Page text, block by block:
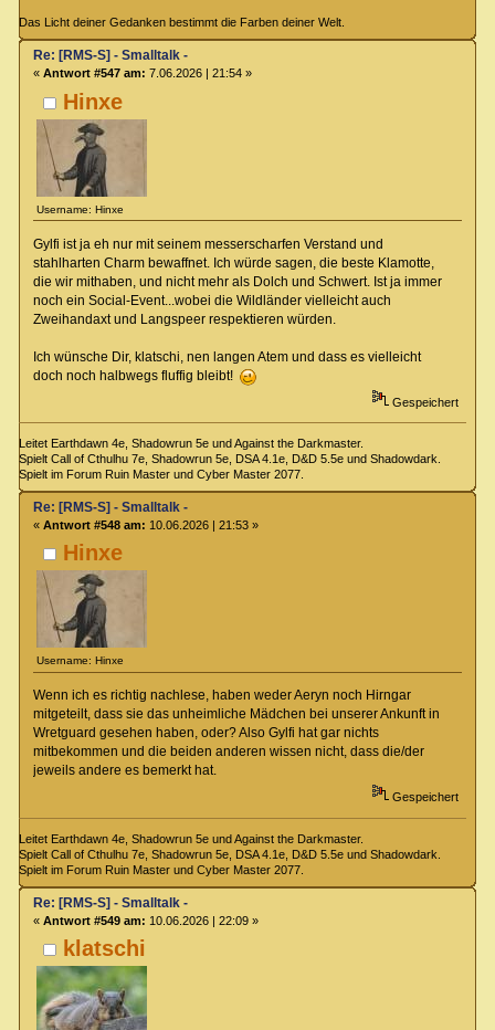
Das Licht deiner Gedanken bestimmt die Farben deiner Welt.
Hinxe
Username: Hinxe
Re: [RMS-S] - Smalltalk -
« Antwort #547 am: 7.06.2026 | 21:54 »
Gylfi ist ja eh nur mit seinem messerscharfen Verstand und
stahlharten Charm bewaffnet. Ich würde sagen, die beste Klamotte,
die wir mithaben, und nicht mehr als Dolch und Schwert. Ist ja immer
noch ein Social-Event...wobei die Wildländer vielleicht auch
Zweihandaxt und Langspeer respektieren würden.
Ich wünsche Dir, klatschi, nen langen Atem und dass es vielleicht
doch noch halbwegs fluffig bleibt!
Gespeichert
Leitet Earthdawn 4e, Shadowrun 5e und Against the Darkmaster.
Spielt Call of Cthulhu 7e, Shadowrun 5e, DSA 4.1e, D&D 5.5e und Shadowdark.
Spielt im Forum Ruin Master und Cyber Master 2077.
Hinxe
Username: Hinxe
Re: [RMS-S] - Smalltalk -
« Antwort #548 am: 10.06.2026 | 21:53 »
Wenn ich es richtig nachlese, haben weder Aeryn noch Hirngar
mitgeteilt, dass sie das unheimliche Mädchen bei unserer Ankunft in
Wretguard gesehen haben, oder? Also Gylfi hat gar nichts
mitbekommen und die beiden anderen wissen nicht, dass die/der
jeweils andere es bemerkt hat.
Gespeichert
Leitet Earthdawn 4e, Shadowrun 5e und Against the Darkmaster.
Spielt Call of Cthulhu 7e, Shadowrun 5e, DSA 4.1e, D&D 5.5e und Shadowdark.
Spielt im Forum Ruin Master und Cyber Master 2077.
klatschi
Re: [RMS-S] - Smalltalk -
« Antwort #549 am: 10.06.2026 | 22:09 »